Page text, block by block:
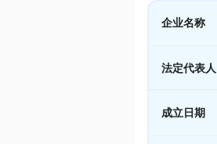
企业名称
法定代表人
成立日期